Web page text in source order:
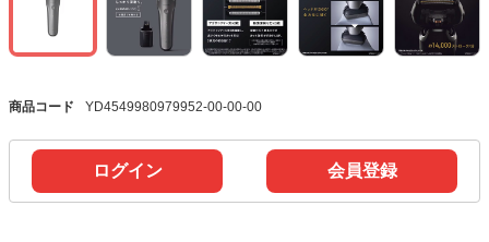
商品コード YD4549980979952-00-00-00
ログイン 会員登録